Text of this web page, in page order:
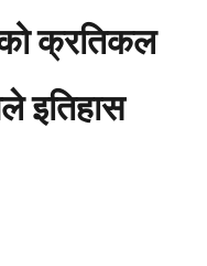
क्रतिकल
इतिहास